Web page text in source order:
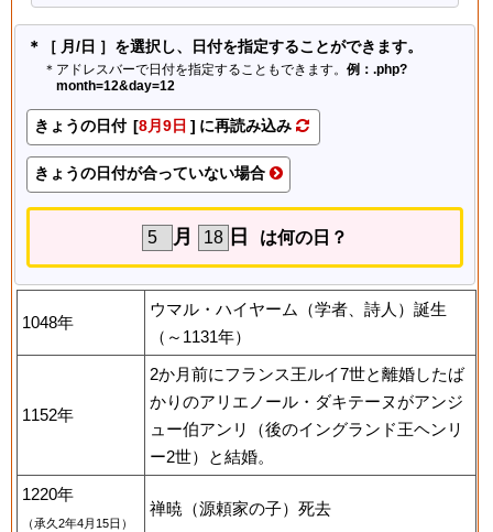
＊［ 月/日 ］を選択し、日付を指定することができます。
＊アドレスバーで日付を指定することもできます。 例：.php?
month=12&day=12
きょうの日付 [8月9日 ] に再読み込み
きょうの日付が合っていない場合
月 日 は何の日？
1048年
ウマル・ハイヤーム（学者、詩人）誕生
（～1131年）
1152年
2か月前にフランス王ルイ7世と離婚したば
かりのアリエノール・ダキテーヌがアンジ
ュー伯アンリ（後のイングランド王ヘンリ
ー2世）と結婚。
1220年
（承久2年4月15日）
禅暁（源頼家の子）死去